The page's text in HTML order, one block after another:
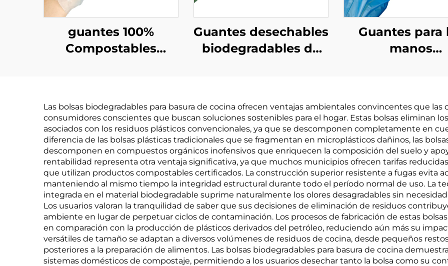
guantes 100%
Compostables
PLA PBAT almidón
de maíz
Guantes desechables
biodegradables de
compostable
Guantes para
manos
material de
PBAT
maíz
Las bolsas biodegradables para basura de cocina ofrecen ventajas ambientales convincentes que
consumidores conscientes que buscan soluciones sostenibles para el hogar. Estas bolsas eliminan
asociados con los residuos plásticos convencionales, ya que se descomponen completamente en
diferencia de las bolsas plásticas tradicionales que se fragmentan en microplásticos dañinos, las
descomponen en compuestos orgánicos inofensivos que enriquecen la composición del suelo y
rentabilidad representa otra ventaja significativa, ya que muchos municipios ofrecen tarifas
que utilizan productos compostables certificados. La construcción superior resistente a fugas evita
manteniendo al mismo tiempo la integridad estructural durante todo el período normal de uso. La
integrada en el material biodegradable suprime naturalmente los olores desagradables sin
Los usuarios valoran la tranquilidad de saber que sus decisiones de eliminación de residuos
ambiente en lugar de perpetuar ciclos de contaminación. Los procesos de fabricación de estas
en comparación con la producción de plásticos derivados del petróleo, reduciendo aún más su
versátiles de tamaño se adaptan a diversos volúmenes de residuos de cocina, desde pequeños
posteriores a la preparación de alimentos. Las bolsas biodegradables para basura de cocina
sistemas domésticos de compostaje, permitiendo a los usuarios desechar tanto la bolsa como su